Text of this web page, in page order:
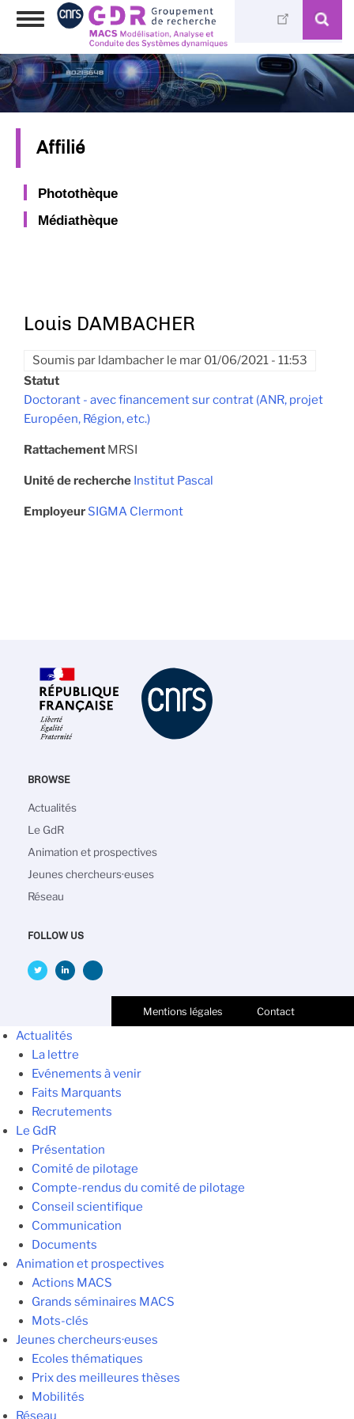
Aller
principal
Toggle
Affilié
Photothèque
Médiathèque
Louis DAMBACHER
Soumis par ldambacher le mar 01/06/2021 - 11:53
Statut
Doctorant - avec financement sur contrat (ANR, projet
Européen, Région, etc.)
Rattachement MRSI
Unité de recherche Institut Pascal
Employeur SIGMA Clermont
BROWSE
Navigation
principale
Actualités
Le GdR
Animation et prospectives
Jeunes chercheurs·euses
Réseau
FOLLOW US
Mentions légales Contact
Actualités
La lettre
Evénements à venir
Faits Marquants
Recrutements
Le GdR
Présentation
Comité de pilotage
Compte-rendus du comité de pilotage
Conseil scientifique
Communication
Documents
Animation et prospectives
Actions MACS
Grands séminaires MACS
Mots-clés
Jeunes chercheurs·euses
Ecoles thématiques
Prix des meilleures thèses
Mobilités
Réseau